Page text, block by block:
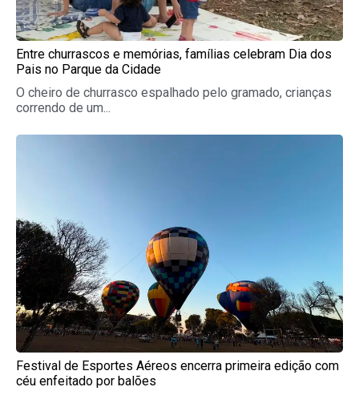
Entre churrascos e memórias, famílias celebram Dia dos
Pais no Parque da Cidade
O cheiro de churrasco espalhado pelo gramado, crianças
correndo de um...
Festival de Esportes Aéreos encerra primeira edição com
céu enfeitado por balões